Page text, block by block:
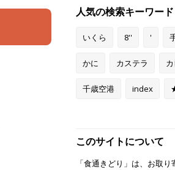
人気の検索キーワード
いくら 8'' '
かに カステラ
千歳空港 index
このサイトについて
「食通きどり」は、お取